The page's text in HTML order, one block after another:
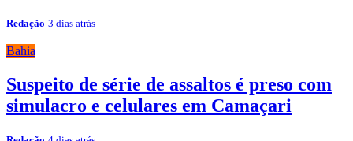
Redação 3 dias atrás
Bahia
Suspeito de série de assaltos é preso com
simulacro e celulares em Camaçari